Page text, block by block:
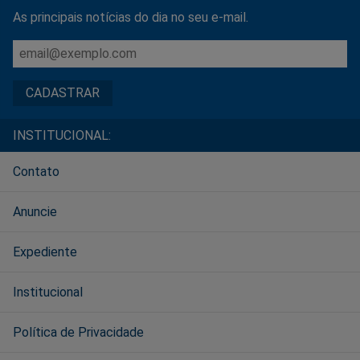
As principais notícias do dia no seu e-mail.
INSTITUCIONAL:
Contato
Anuncie
Expediente
Institucional
Política de Privacidade